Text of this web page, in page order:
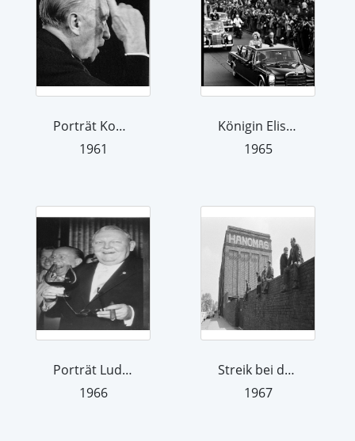
Porträt Konrad Adenauer
1961
Königin Elisabeth II
1965
Porträt Ludwig Erhard
1966
Streik bei der Hanomag
1967